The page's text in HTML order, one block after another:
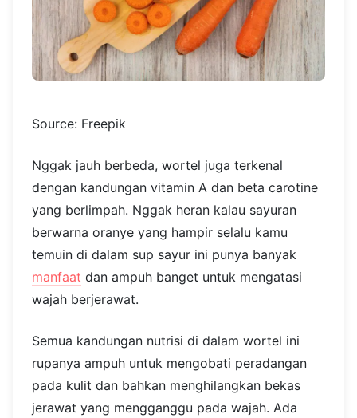
Source: Freepik
Nggak jauh berbeda, wortel juga terkenal
dengan kandungan vitamin A dan beta carotine
yang berlimpah. Nggak heran kalau sayuran
berwarna oranye yang hampir selalu kamu
temuin di dalam sup sayur ini punya banyak
manfaat dan ampuh banget untuk mengatasi
wajah berjerawat.
Semua kandungan nutrisi di dalam wortel ini
rupanya ampuh untuk mengobati peradangan
pada kulit dan bahkan menghilangkan bekas
jerawat yang mengganggu pada wajah. Ada